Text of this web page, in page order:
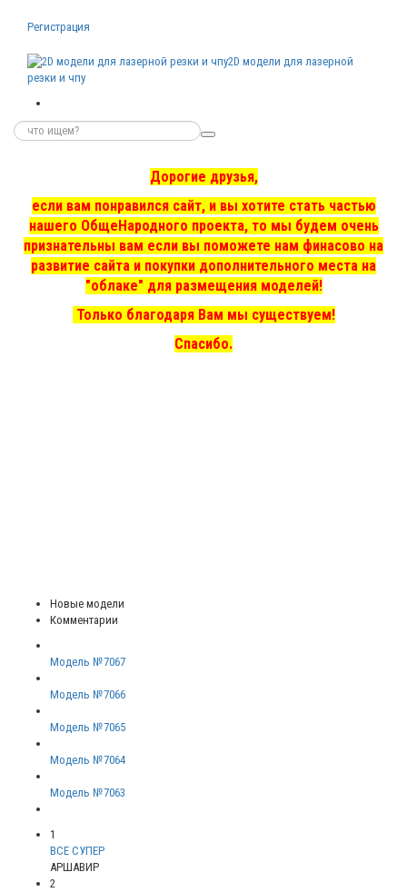
Регистрация
2D модели для лазерной
резки и чпу
Дорогие друзья,
если вам понравился сайт, и вы хотите стать частью
нашего ОбщеНародного проекта, то мы будем очень
признательны вам если вы поможете нам финасово на
развитие сайта и покупки дополнительного места на
"облаке" для размещения моделей!
Только благодаря Вам мы существуем!
Спасибо.
Новые модели
Комментарии
Модель №7067
Модель №7066
Модель №7065
Модель №7064
Модель №7063
1
ВСЕ СУПЕР
АРШАВИР
2